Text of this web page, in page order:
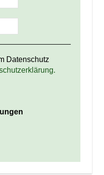
Datenschutz